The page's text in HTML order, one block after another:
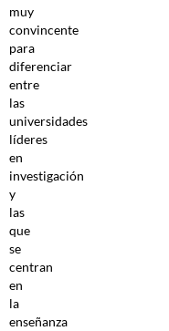
muy
convincente
para
diferenciar
entre
las
universidades
líderes
en
investigación
y
las
que
se
centran
en
la
enseñanza